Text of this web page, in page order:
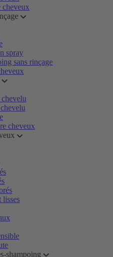
cheveux
spray
sans rinçage
cheveux
lisses
shampoing